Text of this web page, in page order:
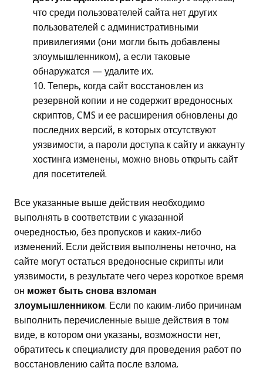
что среди пользователей сайта нет других
пользователей с административными
привилегиями (они могли быть добавлены
злоумышленником), а если таковые
обнаружатся — удалите их.
Теперь, когда сайт восстановлен из
резервной копии и не содержит вредоносных
скриптов, CMS и ее расширения обновлены до
последних версий, в которых отсутствуют
уязвимости, а пароли доступа к сайту и аккаунту
хостинга изменены, можно вновь открыть сайт
для посетителей.
Все указанные выше действия необходимо
выполнять в соответствии с указанной
очередностью, без пропусков и каких-либо
изменений. Если действия выполнены неточно, на
сайте могут остаться вредоносные скрипты или
уязвимости, в результате чего через короткое время
он может быть снова взломан
злоумышленником. Если по каким-либо причинам
выполнить перечисленные выше действия в том
виде, в котором они указаны, возможности нет,
обратитесь к специалисту для проведения работ по
восстановлению сайта после взлома.